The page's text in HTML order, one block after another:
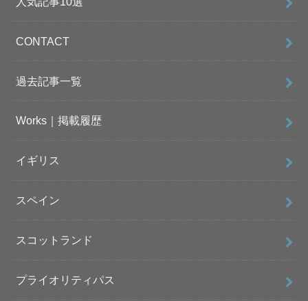
CONTACT
過去記事一覧
Works｜掲載履歴
イギリス
スペイン
スコットランド
プライオリティパス